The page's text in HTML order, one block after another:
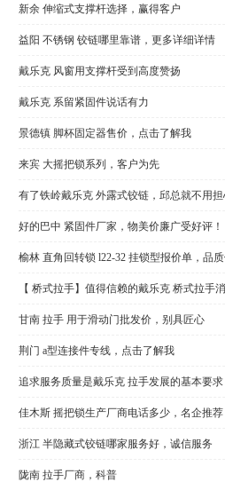
新余 伸缩式支撑杆选择，赢得客户
益阳 不锈钢 铰链哪里靠谱，更多详细详情
戴乐克 风窗用支撑杆受到高度赞扬
戴乐克 系留紧固件说话有力
景德镇 脚杯固定器售价，点击了解我
来宾 大摇把锁系列，客户为先
有了铁岭戴乐克 外露式铰链，邱总就不用
好的巴中 紧固件厂家，物美价廉广受好评！
榆林 直角回转锁 l22-32 挂锁型报价单，品
【 桥式拉手】值得信赖的戴乐克 桥式拉手
甘南 拉手 用于滑动门批发价，别具匠心
荆门 a型连接件专线，点击了解我
追求服务质量是戴乐克 拉手发展的基本要求
佳木斯 摇把锁生产厂商电话多少，名企推荐
浙江 半隐藏式铰链哪家服务好，诚信服务
陇南 拉手厂商，科普